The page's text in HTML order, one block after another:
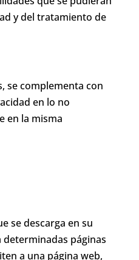
y del tratamiento de
se complementa con
en lo no
en la misma
se descarga en su
páginas
a una página web,